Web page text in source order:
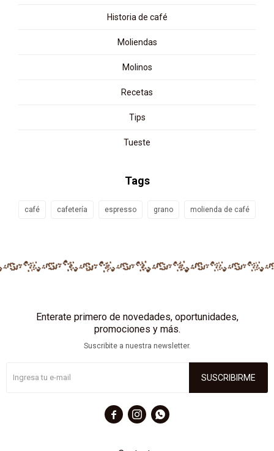
Historia de café
Moliendas
Molinos
Recetas
Tips
Tueste
Tags
café cafetería espresso grano molienda de café
Enterate primero de novedades, oportunidades,
promociones y más.
Suscribite a nuestra newsletter.
SUSCRIBIRME
  